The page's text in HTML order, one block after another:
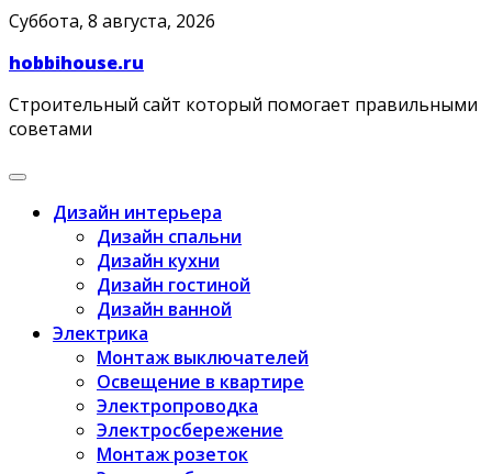
Skip
content
Суббота, 8 августа, 2026
hobbihouse.ru
Строительный сайт который помогает правильными
советами
Дизайн интерьера
Дизайн спальни
Дизайн кухни
Дизайн гостиной
Дизайн ванной
Электрика
Монтаж выключателей
Освещение в квартире
Электропроводка
Электросбережение
Монтаж розеток